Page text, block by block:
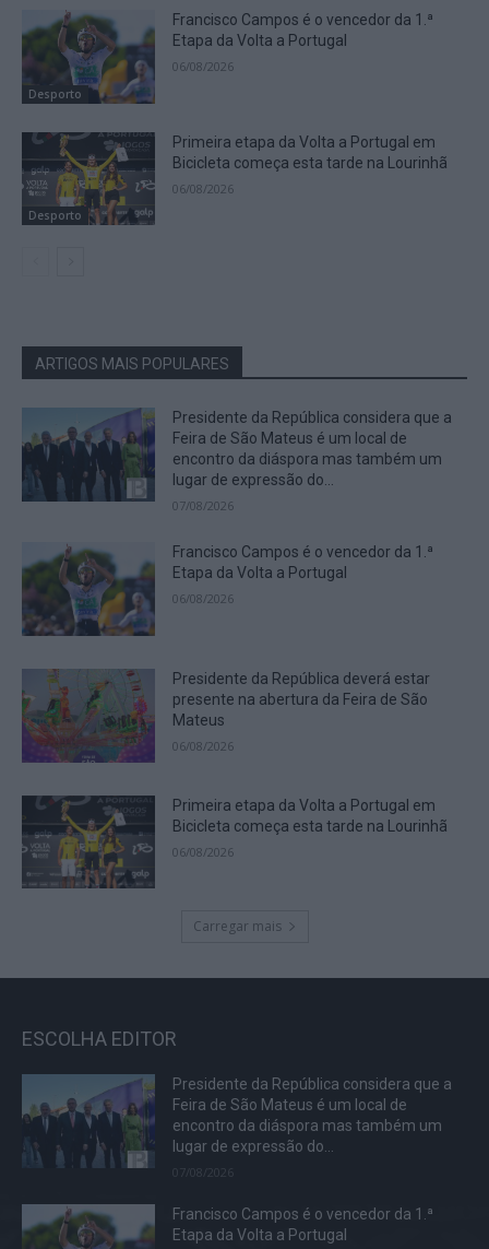
Desporto
Francisco Campos é o vencedor da 1.ª
Etapa da Volta a Portugal
06/08/2026
Desporto
Primeira etapa da Volta a Portugal em
Bicicleta começa esta tarde na Lourinhã
06/08/2026
ARTIGOS MAIS POPULARES
Presidente da República considera que a
Feira de São Mateus é um local de
encontro da diáspora mas também um
lugar de expressão do...
07/08/2026
Francisco Campos é o vencedor da 1.ª
Etapa da Volta a Portugal
06/08/2026
Presidente da República deverá estar
presente na abertura da Feira de São
Mateus
06/08/2026
Primeira etapa da Volta a Portugal em
Bicicleta começa esta tarde na Lourinhã
06/08/2026
Carregar mais
ESCOLHA EDITOR
Presidente da República considera que a
Feira de São Mateus é um local de
encontro da diáspora mas também um
lugar de expressão do...
07/08/2026
Francisco Campos é o vencedor da 1.ª
Etapa da Volta a Portugal